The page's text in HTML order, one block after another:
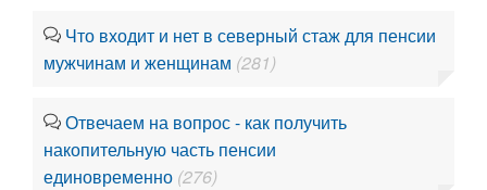
Что входит и нет в северный стаж для пенсии
мужчинам и женщинам (281)
Отвечаем на вопрос - как получить
накопительную часть пенсии
единовременно (276)